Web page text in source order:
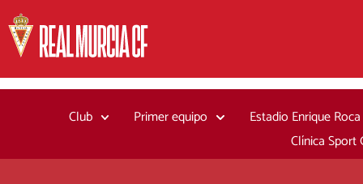
al
contenido
Club Primer equipo
Estadio Enrique Roca
Clínica Sport